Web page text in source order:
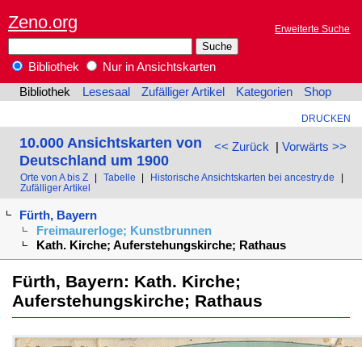
Zeno.org Erweiterte Suche
Bibliothek
Nur in Ansichtskarten
Bibliothek
Lesesaal Zufälliger Artikel Kategorien Shop
DRUCKEN
<< Zurück | Vorwärts >>
10.000 Ansichtskarten von
Deutschland um 1900
Orte von A bis Z Tabelle Historische Ansichtskarten bei ancestry.de
Zufälliger Artikel
Fürth, Bayern
Freimaurerloge; Kunstbrunnen
Kath. Kirche; Auferstehungskirche; Rathaus
Fürth, Bayern: Kath. Kirche;
Auferstehungskirche; Rathaus